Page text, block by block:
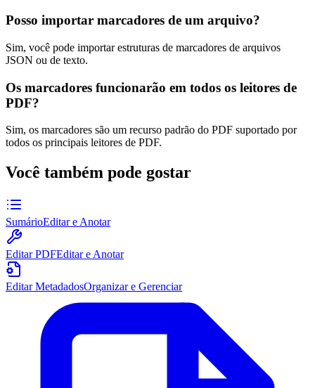
Posso importar marcadores de um arquivo?
Sim, você pode importar estruturas de marcadores de arquivos
JSON ou de texto.
Os marcadores funcionarão em todos os leitores de
PDF?
Sim, os marcadores são um recurso padrão do PDF suportado por
todos os principais leitores de PDF.
Você também pode gostar
SumárioEditar e Anotar
Editar PDFEditar e Anotar
Editar MetadadosOrganizar e Gerenciar